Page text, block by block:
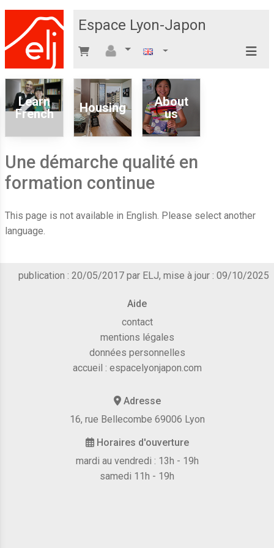
Espace Lyon-Japon
Learn
French
Housing
About
us
Une démarche qualité en
formation continue
This page is not available in English. Please select another
language.
publication : 20/05/2017 par ELJ, mise à jour : 09/10/2025
Aide
contact
mentions légales
données personnelles
accueil : espacelyonjapon.com
Adresse
16, rue Bellecombe 69006 Lyon
Horaires d'ouverture
mardi au vendredi : 13h - 19h
samedi 11h - 19h